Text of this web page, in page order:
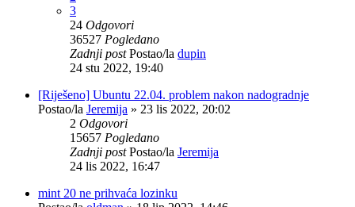
3
24 Odgovori
36527 Pogledano
Zadnji postPostao/la dupin
24 stu 2022, 19:40
[Riješeno] Ubuntu 22.04. problem nakon nadogradnje
Postao/la Jeremija » 23 lis 2022, 20:02
2 Odgovori
15657 Pogledano
Zadnji postPostao/la Jeremija
24 lis 2022, 16:47
mint 20 ne prihvaća lozinku